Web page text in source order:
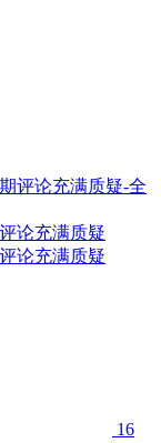
论充满质疑
论充满质疑
16